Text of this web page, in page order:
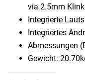
via 2.5mm
Integrierte
Integriertes
Abmessungen
Gewicht: